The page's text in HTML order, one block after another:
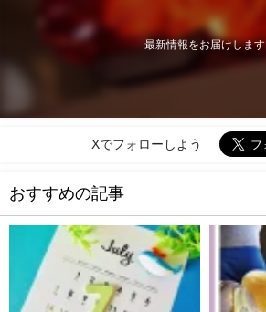
最新情報をお届けします
Xでフォローしよう
おすすめの記事